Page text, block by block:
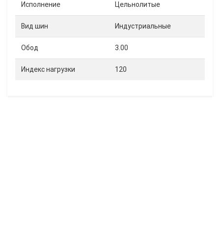
Исполнение Цельнолитые
Вид шин Индустриальные
Обод 3.00
Индекс нагрузки 120